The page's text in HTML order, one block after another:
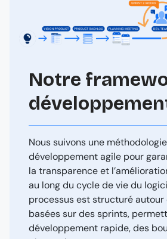
Notre
Nous suivons une
développement agile pour
la transparence et
au long du cycle de vie du
processus est structuré autour
basées sur des sprints,
développement rapide, des